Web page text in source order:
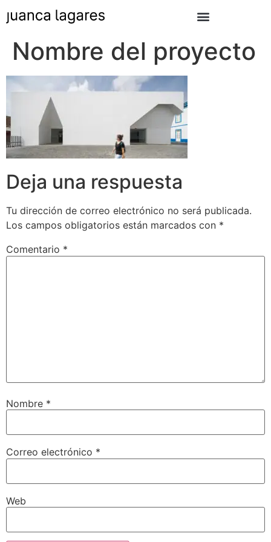
Nombre del proyecto
Deja una respuesta
Tu dirección de correo electrónico no será publicada.
Los campos obligatorios están marcados con *
Comentario *
Nombre *
Correo electrónico *
Web